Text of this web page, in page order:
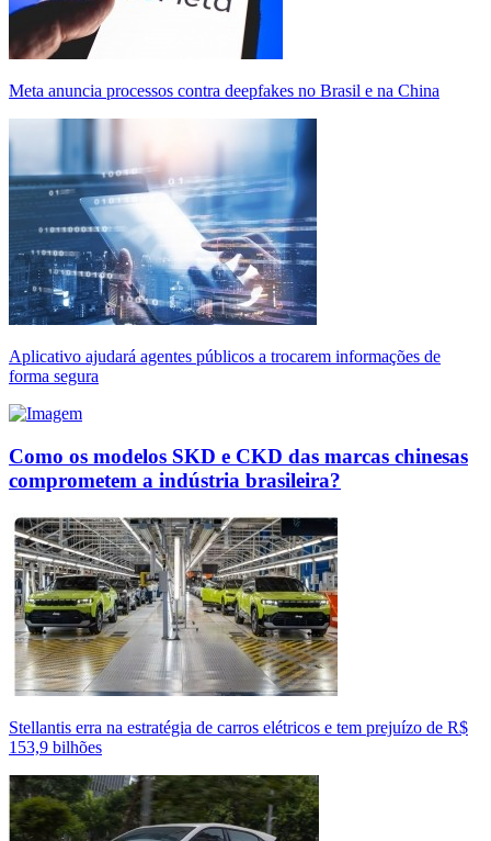
Meta anuncia processos contra deepfakes no Brasil e na China
Aplicativo ajudará agentes públicos a trocarem informações de
forma segura
Como os modelos SKD e CKD das marcas chinesas
comprometem a indústria brasileira?
Stellantis erra na estratégia de carros elétricos e tem prejuízo de R$
153,9 bilhões